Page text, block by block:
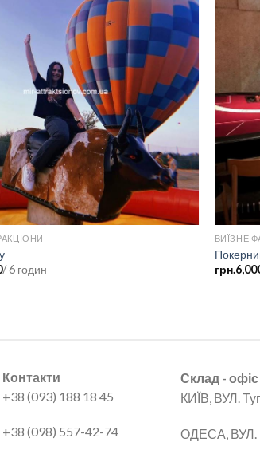
/ 6 годин
ВИЇЗНЕ
грн.
Контакти
+38 (093) 188 18 45
+38 (098) 557-42-74
Склад - офіс
КИЇВ, ВУЛ.
ОДЕСА, ВУЛ.